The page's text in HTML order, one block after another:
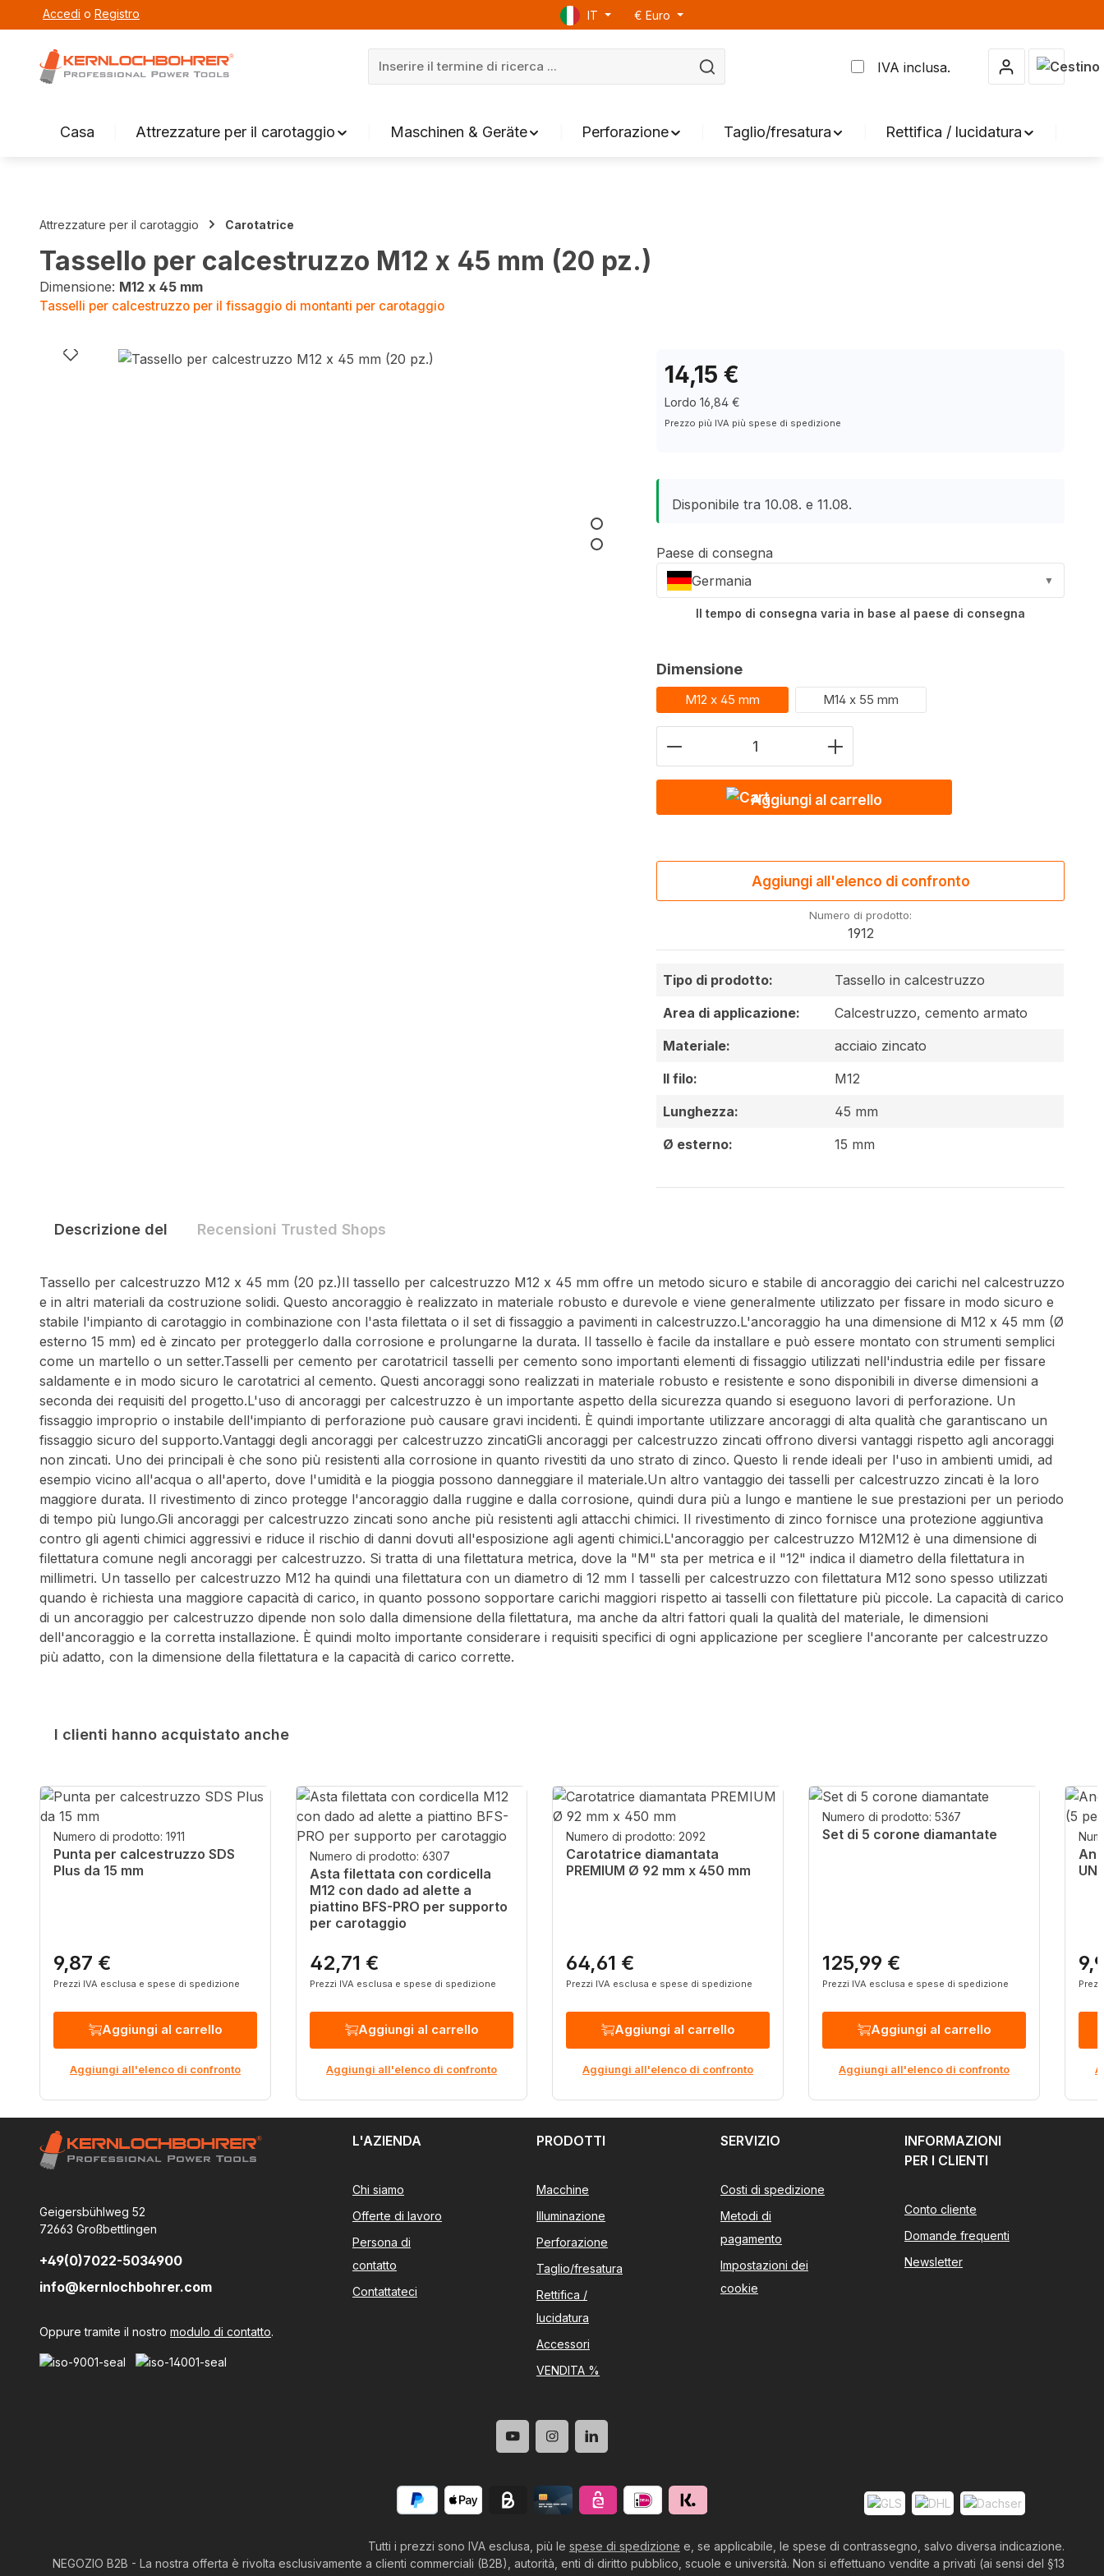
Vai alla navigazione principale
Accedi o Registro IT € Euro
IVA inclusa.
Il
Casa Attrezzature per il carotaggio Maschinen & Geräte Perforazione Taglio/fresatura Rettifica / lucidatura
Attrezzature per il carotaggio Carotatrice
Tassello per calcestruzzo M12 x 45 mm (20 pz.)
Dimensione: M12 x 45 mm
Tasselli per calcestruzzo per il fissaggio di montanti per carotaggio
Salta la galleria di immagini
14,15 €
Lordo 16,84 €
Prezzo più IVA più spese di spedizione
Disponibile tra 10.08. e 11.08.
Paese di consegna
Germania
▼
Il tempo di consegna varia in base al paese di consegna
Selezionare
Dimensione
M12 x 45 mm M14 x 55 mm
Quantità del prodotto: inserire il valore
Aggiungi al carrello
Aggiungi all'elenco di confronto
Numero di prodotto:
1912
Tipo di prodotto:
Tassello in calcestruzzo
Area di applicazione:
Calcestruzzo, cemento armato
Materiale:
acciaio zincato
Il filo:
M12
Lunghezza:
45 mm
Ø esterno:
15 mm
Descrizione del Recensioni Trusted Shops
Tassello per calcestruzzo M12 x 45 mm (20 pz.)Il tassello per calcestruzzo M12 x 45 mm offre un metodo sicuro e stabile di ancoraggio dei carichi nel calcestruzzo
e in altri materiali da costruzione solidi. Questo ancoraggio è realizzato in materiale robusto e durevole e viene generalmente utilizzato per fissare in modo sicuro e
stabile l'impianto di carotaggio in combinazione con l'asta filettata o il set di fissaggio a pavimenti in calcestruzzo.L'ancoraggio ha una dimensione di M12 x 45 mm (Ø
esterno 15 mm) ed è zincato per proteggerlo dalla corrosione e prolungarne la durata. Il tassello è facile da installare e può essere montato con strumenti semplici
come un martello o un setter.Tasselli per cemento per carotatriciI tasselli per cemento sono importanti elementi di fissaggio utilizzati nell'industria edile per fissare
saldamente e in modo sicuro le carotatrici al cemento. Questi ancoraggi sono realizzati in materiale robusto e resistente e sono disponibili in diverse dimensioni a
seconda dei requisiti del progetto.L'uso di ancoraggi per calcestruzzo è un importante aspetto della sicurezza quando si eseguono lavori di perforazione. Un
fissaggio improprio o instabile dell'impianto di perforazione può causare gravi incidenti. È quindi importante utilizzare ancoraggi di alta qualità che garantiscano un
fissaggio sicuro del supporto.Vantaggi degli ancoraggi per calcestruzzo zincatiGli ancoraggi per calcestruzzo zincati offrono diversi vantaggi rispetto agli ancoraggi
non zincati. Uno dei principali è che sono più resistenti alla corrosione in quanto rivestiti da uno strato di zinco. Questo li rende ideali per l'uso in ambienti umidi, ad
esempio vicino all'acqua o all'aperto, dove l'umidità e la pioggia possono danneggiare il materiale.Un altro vantaggio dei tasselli per calcestruzzo zincati è la loro
maggiore durata. Il rivestimento di zinco protegge l'ancoraggio dalla ruggine e dalla corrosione, quindi dura più a lungo e mantiene le sue prestazioni per un periodo
di tempo più lungo.Gli ancoraggi per calcestruzzo zincati sono anche più resistenti agli attacchi chimici. Il rivestimento di zinco fornisce una protezione aggiuntiva
contro gli agenti chimici aggressivi e riduce il rischio di danni dovuti all'esposizione agli agenti chimici.L'ancoraggio per calcestruzzo M12M12 è una dimensione di
filettatura comune negli ancoraggi per calcestruzzo. Si tratta di una filettatura metrica, dove la "M" sta per metrica e il "12" indica il diametro della filettatura in
millimetri. Un tassello per calcestruzzo M12 ha quindi una filettatura con un diametro di 12 mm I tasselli per calcestruzzo con filettatura M12 sono spesso utilizzati
quando è richiesta una maggiore capacità di carico, in quanto possono sopportare carichi maggiori rispetto ai tasselli con filettature più piccole. La capacità di carico
di un ancoraggio per calcestruzzo dipende non solo dalla dimensione della filettatura, ma anche da altri fattori quali la qualità del materiale, le dimensioni
dell'ancoraggio e la corretta installazione. È quindi molto importante considerare i requisiti specifici di ogni applicazione per scegliere l'ancorante per calcestruzzo
più adatto, con la dimensione della filettatura e la capacità di carico corrette.
I clienti hanno acquistato anche
Salta la galleria dei prodotti
Numero di prodotto: 1911
Punta per calcestruzzo SDS
Plus da 15 mm
Prezzo normale:
9,87 €
Prezzi IVA esclusa e spese di spedizione
Aggiungi al carrello
Aggiungi all'elenco di confronto
Numero di prodotto: 6307
Asta filettata con cordicella
M12 con dado ad alette a
piattino BFS-PRO per supporto
per carotaggio
Prezzo normale:
42,71 €
Prezzi IVA esclusa e spese di spedizione
Aggiungi al carrello
Aggiungi all'elenco di confronto
Numero di prodotto: 2092
Carotatrice diamantata
PREMIUM Ø 92 mm x 450 mm
Prezzo normale:
64,61 €
Prezzi IVA esclusa e spese di spedizione
Aggiungi al carrello
Aggiungi all'elenco di confronto
Numero di prodotto: 5367
Set di 5 corone diamantate
Prezzo normale:
125,99 €
Prezzi IVA esclusa e spese di spedizione
Aggiungi al carrello
Aggiungi all'elenco di confronto
Geigersbühlweg 52
72663 Großbettlingen
+49(0)7022-5034900
info@kernlochbohrer.com
Oppure tramite il nostro modulo di contatto.
L'AZIENDA
Chi siamo
Offerte di lavoro
Persona di
contatto
Contattateci
PRODOTTI
Macchine
Illuminazione
Perforazione
Taglio/fresatura
Rettifica /
lucidatura
Accessori
VENDITA %
SERVIZIO
Costi di spedizione
Metodi di
pagamento
Impostazioni dei
cookie
INFORMAZIONI
PER I CLIENTI
Conto cliente
Domande frequenti
Newsletter
Tutti i prezzi sono IVA esclusa, più le spese di spedizione e, se applicabile, le spese di contrassegno, salvo diversa indicazione.
NEGOZIO B2B - La nostra offerta è rivolta esclusivamente a clienti commerciali (B2B), autorità, enti di diritto pubblico, scuole e università. Non si effettuano vendite a privati (ai sensi del §13